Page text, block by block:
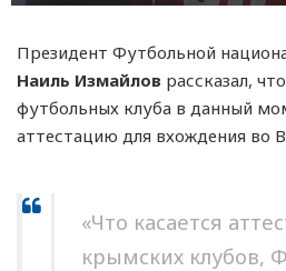
Президент Футбольной
Наиль Измайлов рассказал,
футбольных клуба в данный
аттестацию для вхождения во
«Что касается
крымских клубов,